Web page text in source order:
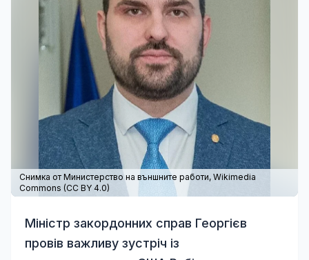
Снимка от Министерство на външните работи, Wikimedia
Commons (CC BY 4.0)
Міністр закордонних справ Георгієв
провів важливу зустріч із